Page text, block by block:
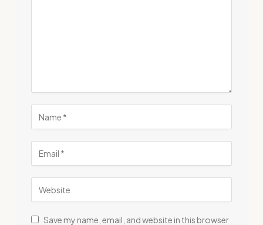
Save my name, email, and website in this browser